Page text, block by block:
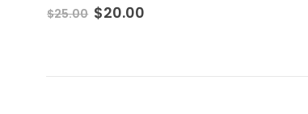
out of 5
$25.00 $20.00